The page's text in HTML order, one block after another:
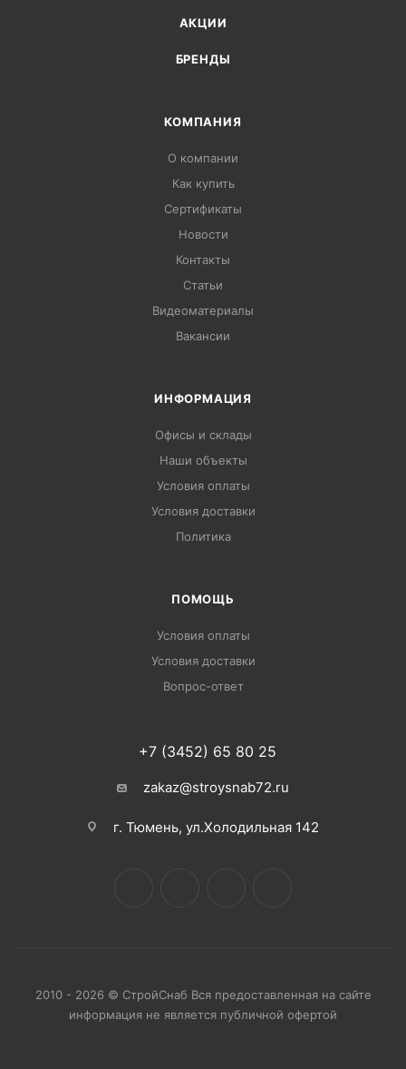
АКЦИИ
БРЕНДЫ
КОМПАНИЯ
О компании
Как купить
Сертификаты
Новости
Контакты
Статьи
Видеоматериалы
Вакансии
ИНФОРМАЦИЯ
Офисы и склады
Наши объекты
Условия оплаты
Условия доставки
Политика
ПОМОЩЬ
Условия оплаты
Условия доставки
Вопрос-ответ
+7 (3452) 65 80 25
zakaz@stroysnab72.ru
г. Тюмень, ул.Холодильная 142
2010 - 2026 © СтройСнаб Вся предоставленная на сайте
информация не является публичной офертой